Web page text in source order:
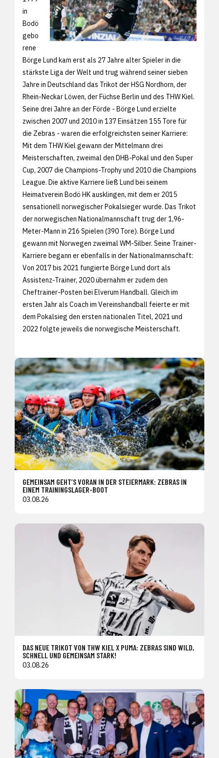
in
Bodö
gebo
rene
Börge Lund kam erst als 27 Jahre alter Spieler in die
stärkste Liga der Welt und trug während seiner sieben
Jahre in Deutschland das Trikot der HSG Nordhorn, der
Rhein-Neckar Löwen, der Füchse Berlin und des THW Kiel.
Seine drei Jahre an der Förde - Börge Lund erzielte
zwischen 2007 und 2010 in 137 Einsätzen 155 Tore für
die Zebras - waren die erfolgreichsten seiner Karriere:
Mit dem THW Kiel gewann der Mittelmann drei
Meisterschaften, zweimal den DHB-Pokal und den Super
Cup, 2007 die Champions-Trophy und 2010 die Champions
League. Die aktive Karriere ließ Lund bei seinem
Heimatverein Bodö HK ausklingen, mit dem er 2015
sensationell norwegischer Pokalsieger wurde. Das Trikot
der norwegischen Nationalmannschaft trug der 1,96-
Meter-Mann in 216 Spielen (390 Tore). Börge Lund
gewann mit Norwegen zweimal WM-Silber. Seine Trainer-
Karriere begann er ebenfalls in der Nationalmannschaft:
Von 2017 bis 2021 fungierte Börge Lund dort als
Assistenz-Trainer, 2020 übernahm er zudem den
Cheftrainer-Posten bei Elverum Handball. Gleich im
ersten Jahr als Coach im Vereinshandball feierte er mit
dem Pokalsieg den ersten nationalen Titel, 2021 und
2022 folgte jeweils die norwegische Meisterschaft.
GEMEINSAM GEHT’S VORAN IN DER STEIERMARK: ZEBRAS IN
EINEM TRAININGSLAGER-BOOT
03.08.26
DAS NEUE TRIKOT VON THW KIEL X PUMA: ZEBRAS SIND WILD,
SCHNELL UND GEMEINSAM STARK!
03.08.26